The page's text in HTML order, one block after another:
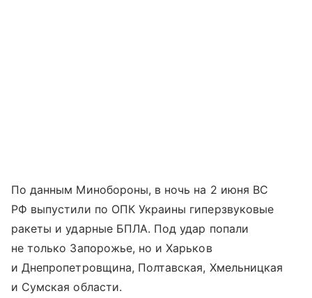
По данным Минобороны, в ночь на 2 июня ВС
РФ выпустили по ОПК Украины гиперзвуковые
ракеты и ударные БПЛА. Под удар попали
не только Запорожье, но и Харьков
и Днепропетровщина, Полтавская, Хмельницкая
и Сумская области.